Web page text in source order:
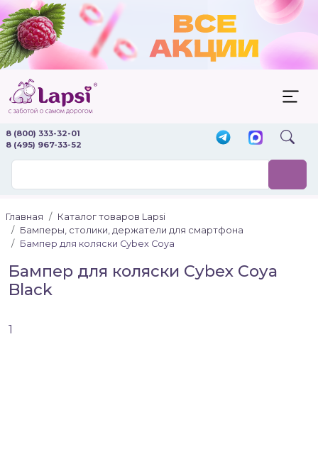
8 (800) 333-32-01
8 (495) 967-33-52
Главная
Каталог товаров Lapsi
Бамперы, столики, держатели для смартфона
Бампер для коляски Cybex Coya
Бампер для коляски Cybex Coya
Black
1